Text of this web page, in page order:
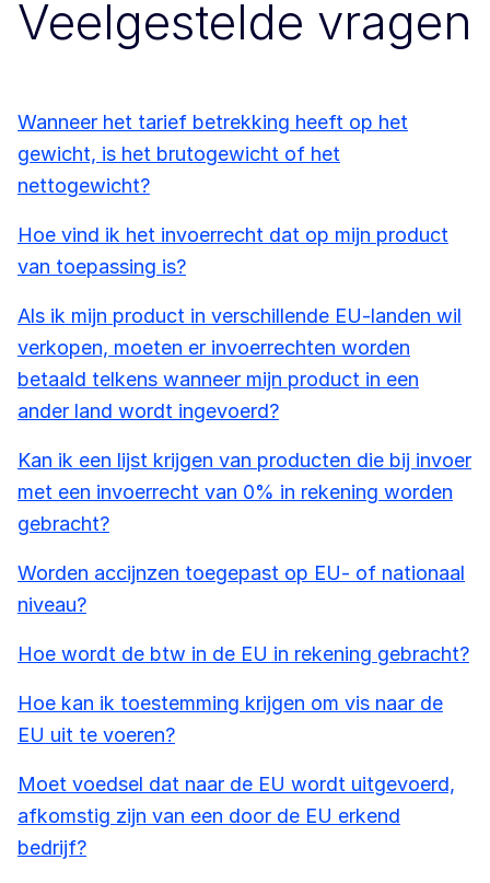
Veelgestelde vragen
Wanneer het tarief betrekking heeft op het
gewicht, is het brutogewicht of het
nettogewicht?
Hoe vind ik het invoerrecht dat op mijn product
van toepassing is?
Als ik mijn product in verschillende EU-landen wil
verkopen, moeten er invoerrechten worden
betaald telkens wanneer mijn product in een
ander land wordt ingevoerd?
Kan ik een lijst krijgen van producten die bij invoer
met een invoerrecht van 0% in rekening worden
gebracht?
Worden accijnzen toegepast op EU- of nationaal
niveau?
Hoe wordt de btw in de EU in rekening gebracht?
Hoe kan ik toestemming krijgen om vis naar de
EU uit te voeren?
Moet voedsel dat naar de EU wordt uitgevoerd,
afkomstig zijn van een door de EU erkend
bedrijf?